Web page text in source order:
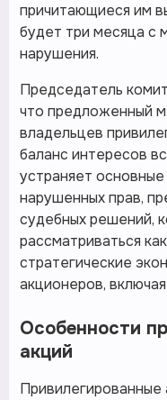
причитающиеся им
будет три месяца с
нарушения.
Председатель
что предложенный
владельцев
баланс интересов
устраняет
нарушенных прав,
судебных решений,
рассматриваться
стратегические
акционеров,
Особенности
акций
Привилегированные